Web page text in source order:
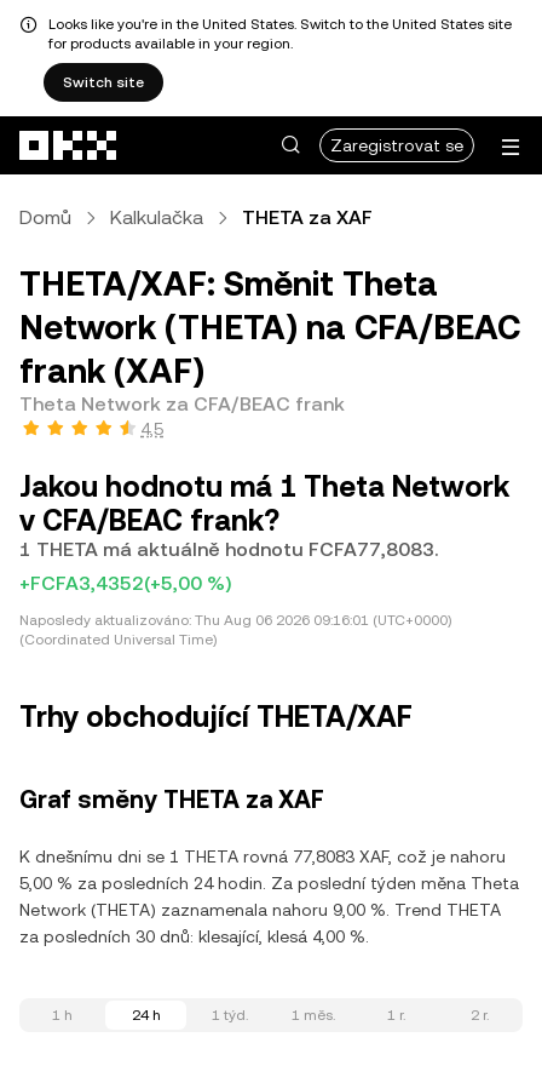
Looks like you're in the United States. Switch to the United States site
for products available in your region.
Switch site
Zaregistrovat se
Domů Kalkulačka THETA za XAF
THETA/XAF: Směnit Theta
Network (THETA) na CFA/BEAC
frank (XAF)
Theta Network za CFA/BEAC frank
4,5
Jakou hodnotu má 1 Theta Network
v CFA/BEAC frank?
1 THETA má aktuálně hodnotu FCFA77,8083.
+FCFA3,4352(+5,00 %)
Naposledy aktualizováno: Thu Aug 06 2026 09:16:01 (UTC+0000)
(Coordinated Universal Time)
Trhy obchodující THETA/XAF
Graf směny THETA za XAF
K dnešnímu dni se 1 THETA rovná 77,8083 XAF, což je nahoru
5,00 % za posledních 24 hodin. Za poslední týden měna Theta
Network (THETA) zaznamenala nahoru 9,00 %. Trend THETA
za posledních 30 dnů: klesající, klesá 4,00 %.
1 h 24 h 1 týd. 1 měs. 1 r. 2 r.